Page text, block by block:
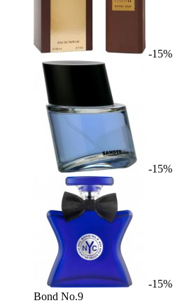
-15%
-15%
-15%
Bond No.9